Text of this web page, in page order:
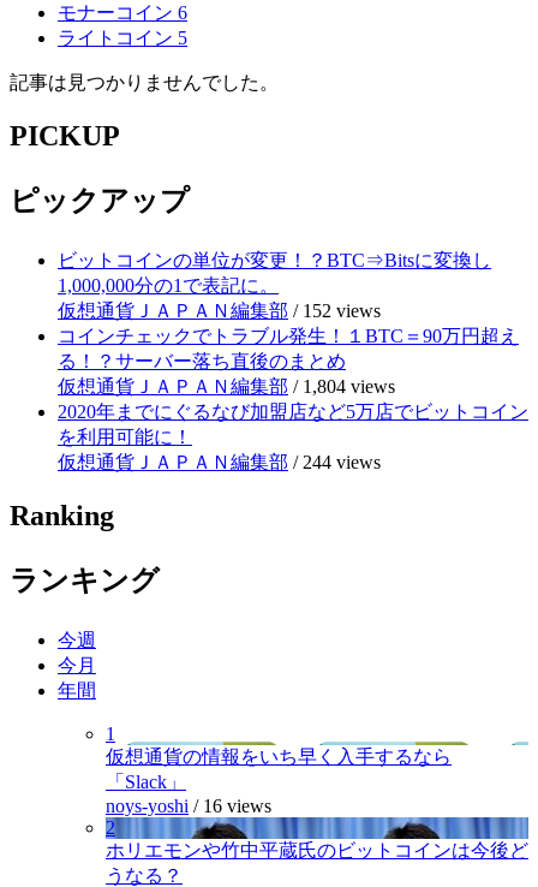
モナーコイン 6
ライトコイン 5
記事は見つかりませんでした。
PICKUP
ピックアップ
ビットコインの単位が変更！？BTC⇒Bitsに変換し
1,000,000分の1で表記に。
仮想通貨ＪＡＰＡＮ編集部 / 152 views
コインチェックでトラブル発生！１BTC＝90万円超え
る！？サーバー落ち直後のまとめ
仮想通貨ＪＡＰＡＮ編集部 / 1,804 views
2020年までにぐるなび加盟店など5万店でビットコイン
を利用可能に！
仮想通貨ＪＡＰＡＮ編集部 / 244 views
Ranking
ランキング
今週
今月
年間
1
仮想通貨の情報をいち早く入手するなら
「Slack」
noys-yoshi / 16 views
2
ホリエモンや竹中平蔵氏のビットコインは今後ど
うなる？